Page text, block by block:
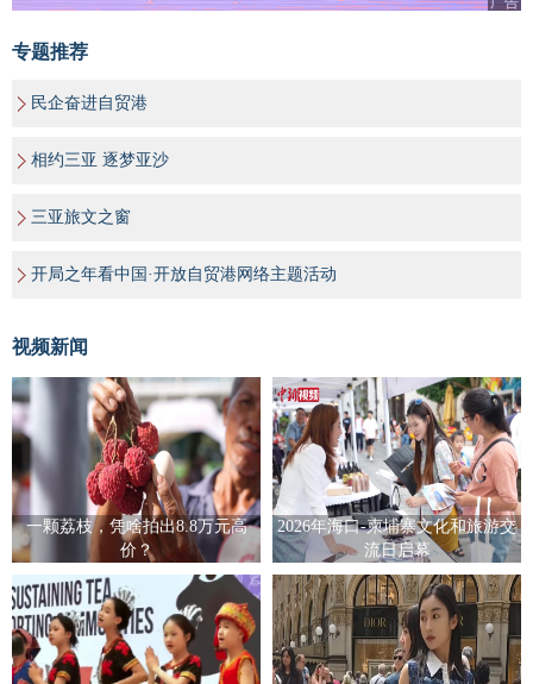
专题推荐
民企奋进自贸港
相约三亚 逐梦亚沙
三亚旅文之窗
开局之年看中国·开放自贸港网络主题活动
视频新闻
一颗荔枝，凭啥拍出8.8万元高
价？
2026年海口-柬埔寨文化和旅游交
流日启幕